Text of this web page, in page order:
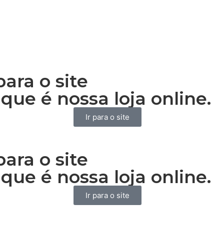
o site
é nossa loja online.
Ir para o site
o site
é nossa loja online.
Ir para o site